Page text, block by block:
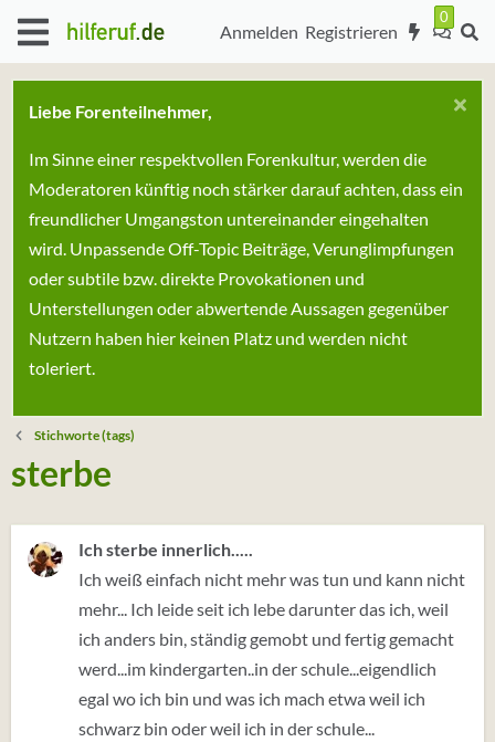
Anmelden Registrieren
Liebe Forenteilnehmer,
Im Sinne einer respektvollen Forenkultur, werden die
Moderatoren künftig noch stärker darauf achten, dass ein
freundlicher Umgangston untereinander eingehalten
wird. Unpassende Off-Topic Beiträge, Verunglimpfungen
oder subtile bzw. direkte Provokationen und
Unterstellungen oder abwertende Aussagen gegenüber
Nutzern haben hier keinen Platz und werden nicht
toleriert.
Stichworte (tags)
sterbe
Ich sterbe innerlich.....
Ich weiß einfach nicht mehr was tun und kann nicht
mehr... Ich leide seit ich lebe darunter das ich, weil
ich anders bin, ständig gemobt und fertig gemacht
werd...im kindergarten..in der schule...eigendlich
egal wo ich bin und was ich mach etwa weil ich
schwarz bin oder weil ich in der schule...